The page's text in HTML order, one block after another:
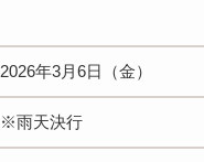
2026年3月6日（金）
※雨天決行